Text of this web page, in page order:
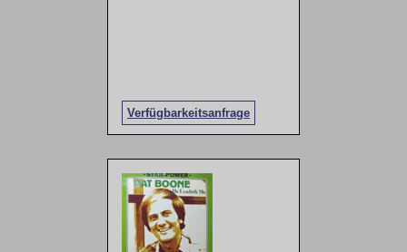
Verfügbarkeitsanfrage